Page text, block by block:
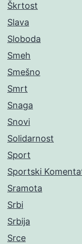
Škrtost
Slava
Sloboda
Smeh
Smešno
Smrt
Snaga
Snovi
Solidarnost
Sport
Sportski
Sramota
Srbi
Srbija
Srce